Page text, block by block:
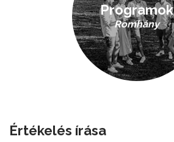
Programok
Romhány
Értékelés írása